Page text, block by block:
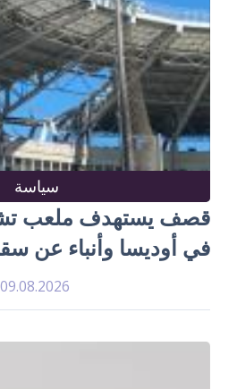
سياسة
قصف يستهدف ملعب
في أوديسا وأنباء عن
09.08.2026